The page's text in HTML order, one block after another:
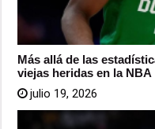
Más allá de las
viejas heridas en la NBA
julio 19, 2026